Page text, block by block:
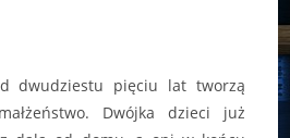
dwudziestu pięciu lat tworzą
Dwójka dzieci już